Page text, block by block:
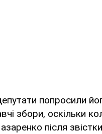
попросили
збори, оскільки
після